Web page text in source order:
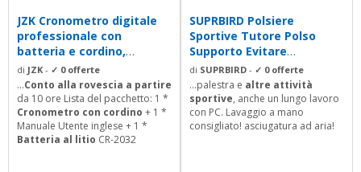
JZK Cronometro digitale
professionale con
batteria e cordino,
cronometro...
di JZK - ✓ 0 offerte
...Conto alla rovescia a partire
da 10 ore Lista del pacchetto: 1 *
Cronometro con cordino + 1 *
Manuale Utente inglese + 1 *
Batteria al litio CR-2032
SUPRBIRD Polsiere
Sportive Tutore Polso
Supporto Evitare
Slogature e...
di SUPRBIRD - ✓ 0 offerte
...palestra e altre attività
sportive, anche un lungo lavoro
con PC. Lavaggio a mano
consigliato! asciugatura ad aria!